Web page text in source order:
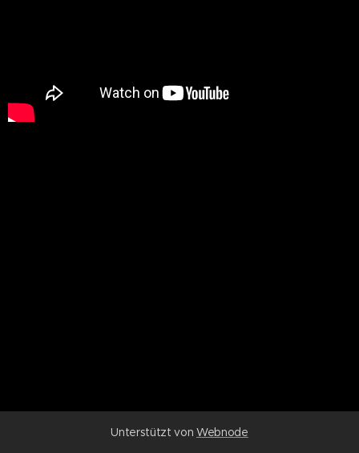
Unterstützt vonWebnode